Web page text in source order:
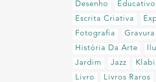
Desenho
Educativo
Escrita Criativa
Fotografia
Gravura
História Da Arte
Jardim
Jazz
Livro
Livros Raros